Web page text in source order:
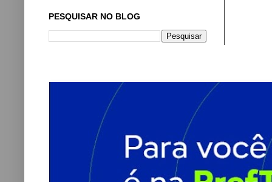
PESQUISAR NO BLOG